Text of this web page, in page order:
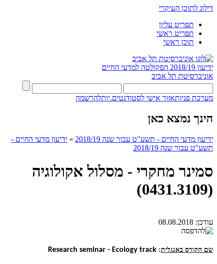
דילוג לתוכן העיקרי
תפריט עליון
תפריט ראשי
תוכן ראשי
ידיעון 2018/19
הפקולטה למדעי החיים
אוניברסיטת תל אביב
מערכת פניותאזור אישי לסטודנטים.יותלהרשמה
הינך נמצא כאן
ידיעון מדעי החיים - תשע"ט עבור שנה 2018/19 » ידיעון מדעי החיים -
תשע"ט עבור שנה 2018/19
סמינר מחקרי - מסלול אקולוגיה
(0431.3109)
עודכן: 08.08.2018
שם הקורס באנגלית:
Research seminar - Ecology track